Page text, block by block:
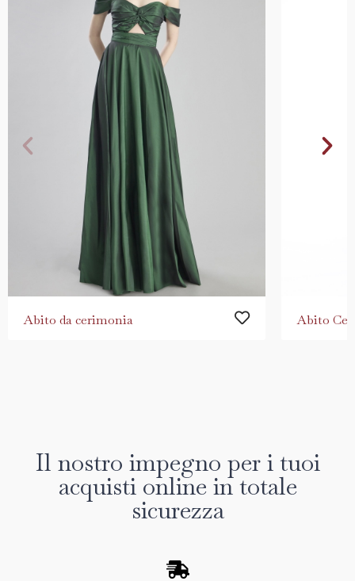
Abito da cerimonia Abito
Il nostro impegno per i tuoi
acquisti online in totale
sicurezza